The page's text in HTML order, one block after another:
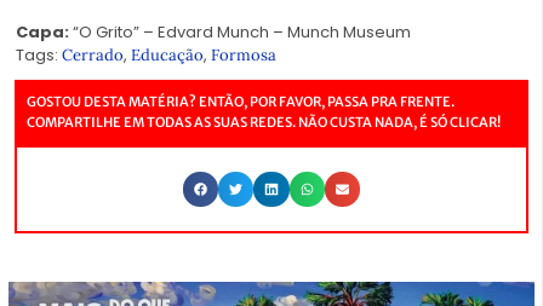
Capa: “O Grito” – Edvard Munch – Munch Museum
Tags: Cerrado, Educação, Formosa
GOSTOU DESTA MATÉRIA? ENTÃO, POR FAVOR, PASSA PRA FRENTE.
COMPARTILHE EM TODAS AS SUAS REDES. NÃO CUSTA NADA, É SÓ CLICAR!